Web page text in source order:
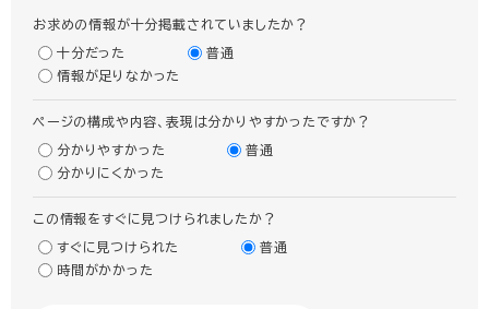
お求めの情報が十分掲載されていましたか？
十分だった
普通
情報が足りなかった
ページの構成や内容、表現は分かりやすかったですか？
分かりやすかった
普通
分かりにくかった
この情報をすぐに見つけられましたか？
すぐに見つけられた
普通
時間がかかった